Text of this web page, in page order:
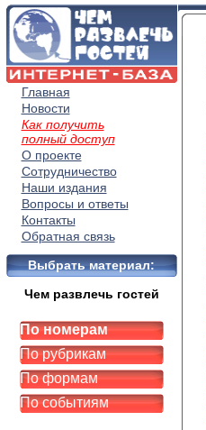
Главная
Новости
Как получить
полный доступ
О проекте
Сотрудничество
Наши издания
Вопросы и ответы
Контакты
Обратная связь
Выбрать материал:
Чем развлечь гостей
По номерам
По рубрикам
По формам
По событиям